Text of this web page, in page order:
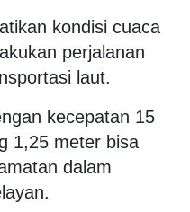
kondisi cuaca
perjalanan
laut.
kecepatan 15
1,25 meter bisa
dalam